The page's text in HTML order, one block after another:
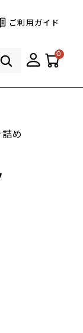
ご利用ガイド
0
め